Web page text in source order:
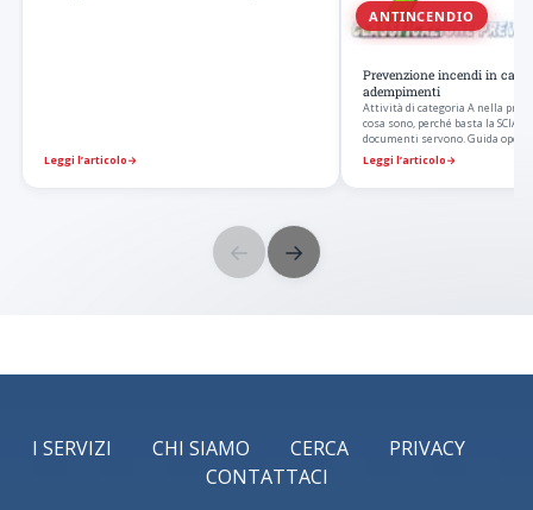
Leggi l’articolo→
ANTINCENDIO
Prevenzione incendi in
adempimenti
Attività di categoria A nella
cosa sono, perché basta la SCIA
documenti servono. Guida
Leggi l’articolo→
← →
I SERVIZI CHI SIAMO CERCA
PRIVACY
CONTATTACI